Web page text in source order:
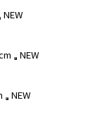
NEW
NEW
NEW